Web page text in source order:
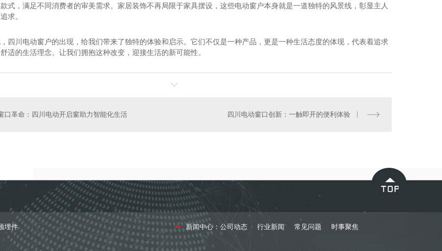
震支架 四川预埋槽道 四川电动开启窗
式，满足不同消费者的审美需求。家居装饰不再局限于家具摆设，这些电动窗户本身就是一道独特的风景线，彰显主人
求。
四川电动窗户的出现，给我们带来了独特的体验和启示。它们不仅是一种产品，更是一种生活态度的体现，代表着追求
适的生活理念。让我们拥抱这种改变，迎接生活的新可能性。
口革命：四川电动开启窗助力智能化生活 四川电动窗口创新：一触即开的便利体验
埋件 新闻中心： 公司动态 行业新闻 常见问题 时事聚焦